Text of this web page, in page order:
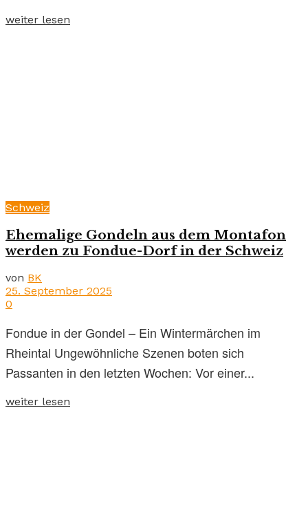
weiter lesen
Schweiz
Ehemalige Gondeln aus dem Montafon
werden zu Fondue-Dorf in der Schweiz
von BK
25. September 2025
0
Fondue in der Gondel – Ein Wintermärchen im
Rheintal Ungewöhnliche Szenen boten sich
Passanten in den letzten Wochen: Vor einer...
weiter lesen